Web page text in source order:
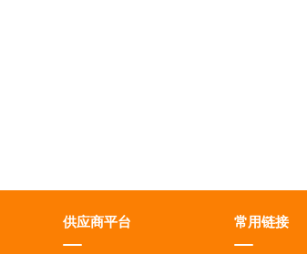
供应商平台 常用链接